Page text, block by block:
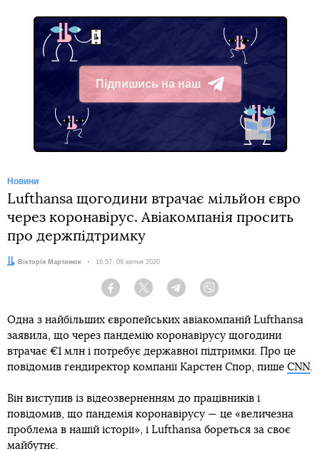
Підпишись на наш
Telegram
Новини
Lufthansa щогодини втрачає мільйон євро
через коронавірус. Авіакомпанія просить
про держпідтримку
Автор:Вікторія Мартинюк Дата:
16:57, 09 квітня 2020
Facebook Twitter Telegram
Одна з найбільших європейських авіакомпаній Lufthansa
заявила, що через пандемію коронавірусу щогодини
втрачає €1 млн і потребує державної підтримки. Про це
повідомив гендиректор компанії Карстен Спор, пише CNN.
Він виступив із відеозверненням до працівників і
повідомив, що пандемія коронавірусу — це «величезна
проблема в нашій історії», і Lufthansa бореться за своє
майбутнє.